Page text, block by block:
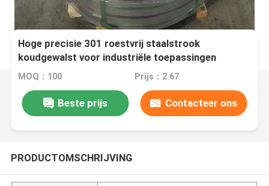
Hoge precisie 301 roestvrij staalstrook
koudgewalst voor industriële toepassingen
MOQ：100 Prijs：2.67
Beste prijs Contacteer ons
PRODUCTOMSCHRIJVING